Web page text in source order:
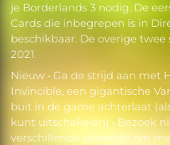
je Borderlands 3 nodig. De
Cards die inbegrepen is in
beschikbaar. De overige
2021.
Nieuw • Ga de strijd aan met
Invincible, een gigantische
buit in de game achterlaat
kunt uitschakelen) • Bezoek
verschillende planeten om